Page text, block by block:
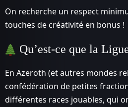
On recherche un respect
touches de créativité en bonus !
Qu’est-ce que la
En Azeroth (et autres mondes
confédération de petites
différentes races jouables, qui